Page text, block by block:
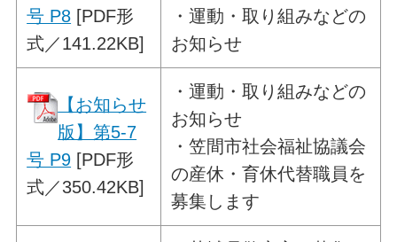
号 P8 [PDF形
式／141.22KB]
・運動・取り組みなどの
お知らせ
【お知らせ
版】第5-7
号 P9 [PDF形
式／350.42KB]
・運動・取り組みなどの
お知らせ
・笠間市社会福祉協議会
の産休・育休代替職員を
募集します